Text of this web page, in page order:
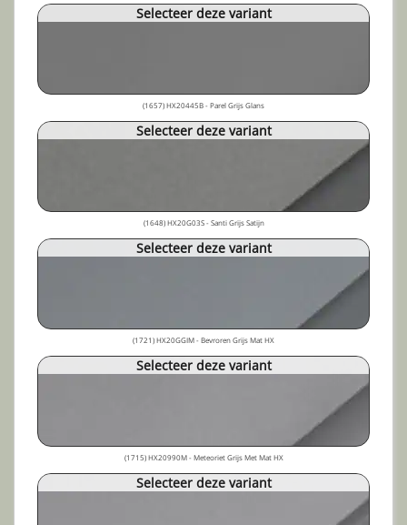
Selecteer deze variant
(1657) HX20445B - Parel Grijs Glans
Selecteer deze variant
(1648) HX20G03S - Santi Grijs Satijn
Selecteer deze variant
(1721) HX20GGIM - Bevroren Grijs Mat HX
Selecteer deze variant
(1715) HX20990M - Meteoriet Grijs Met Mat HX
Selecteer deze variant